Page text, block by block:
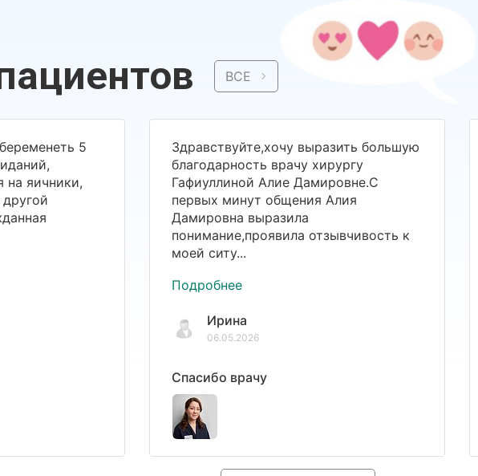
ВСЕ
5
на яичники,
Здравствуйте,хочу выразить большую
благодарность врачу хирургу
Гафиуллиной Алие Дамировне.С
первых минут общения Алия
Дамировна выразила
понимание,проявила отзывчивость к
моей ситу...
Подробнее
Ирина
06.05.2026
Спасибо врачу